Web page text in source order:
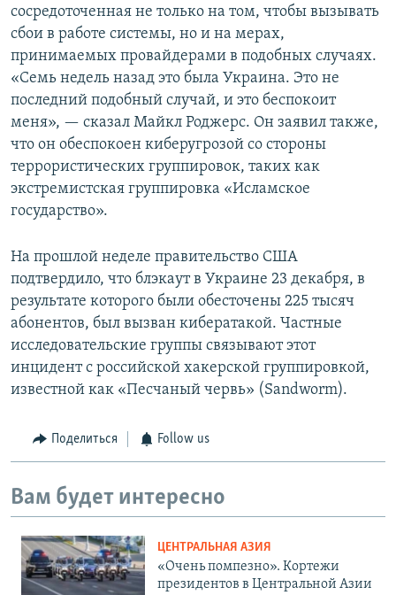
сосредоточенная не только на том, чтобы вызывать
сбои в работе системы, но и на мерах,
принимаемых провайдерами в подобных случаях.
«Семь недель назад это была Украина. Это не
последний подобный случай, и это беспокоит
меня», — сказал Майкл Роджерс. Он заявил также,
что он обеспокоен киберугрозой со стороны
террористических группировок, таких как
экстремистская группировка «Исламское
государство».
На прошлой неделе правительство США
подтвердило, что блэкаут в Украине 23 декабря, в
результате которого были обесточены 225 тысяч
абонентов, был вызван кибератакой. Частные
исследовательские группы связывают этот
инцидент с российской хакерской группировкой,
известной как «Песчаный червь» (Sandworm).
Поделиться Follow us
Вам будет интересно
ЦЕНТРАЛЬНАЯ АЗИЯ
«Очень помпезно». Кортежи
президентов в Центральной Азии